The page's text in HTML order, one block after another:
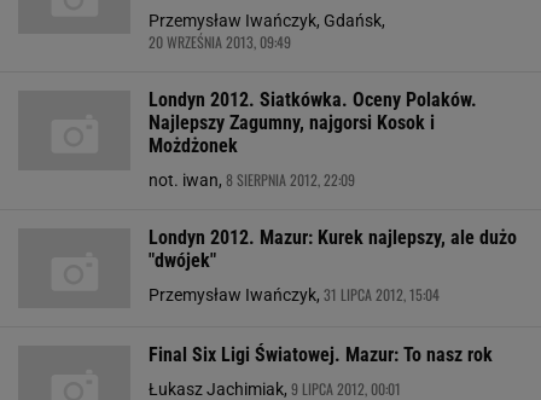
Przemysław Iwańczyk, Gdańsk,
20 WRZEŚNIA 2013, 09:49
Londyn 2012. Siatkówka. Oceny Polaków.
Najlepszy Zagumny, najgorsi Kosok i
Możdżonek
not. iwan, 8 SIERPNIA 2012, 22:09
Londyn 2012. Mazur: Kurek najlepszy, ale dużo
"dwójek"
Przemysław Iwańczyk, 31 LIPCA 2012, 15:04
Final Six Ligi Światowej. Mazur: To nasz rok
Łukasz Jachimiak, 9 LIPCA 2012, 00:01